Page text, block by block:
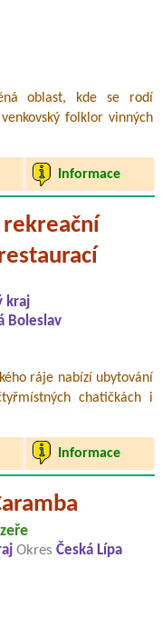
oblast, kde se rodí
folklor vinných
Informace
rekreační
kraj
Boleslav
ráje nabízí ubytování
chatičkách i
Informace
Okres Česká Lípa